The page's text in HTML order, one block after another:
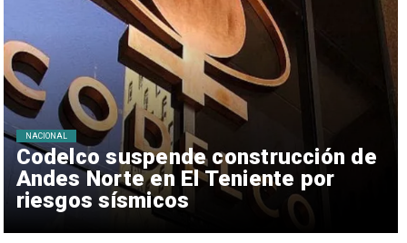
Codelco suspende construcción de
Andes Norte en El Teniente por
riesgos sísmicos
NACIONAL